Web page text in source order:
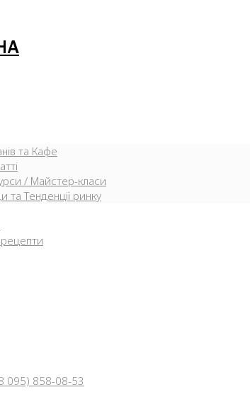
та Кафе
/ Майстер-класи
та Тенденції ринку
рецепти
095) 858-08-53